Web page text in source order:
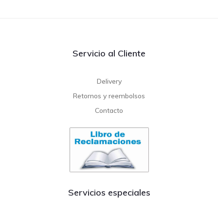
Servicio al Cliente
Delivery
Retornos y reembolsos
Contacto
Servicios especiales